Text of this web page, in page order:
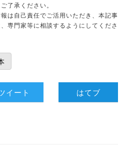
了承ください。
は自己責任でご活用いただき、本記事
専門家等に相談するようにしてくださ
イート はてブ